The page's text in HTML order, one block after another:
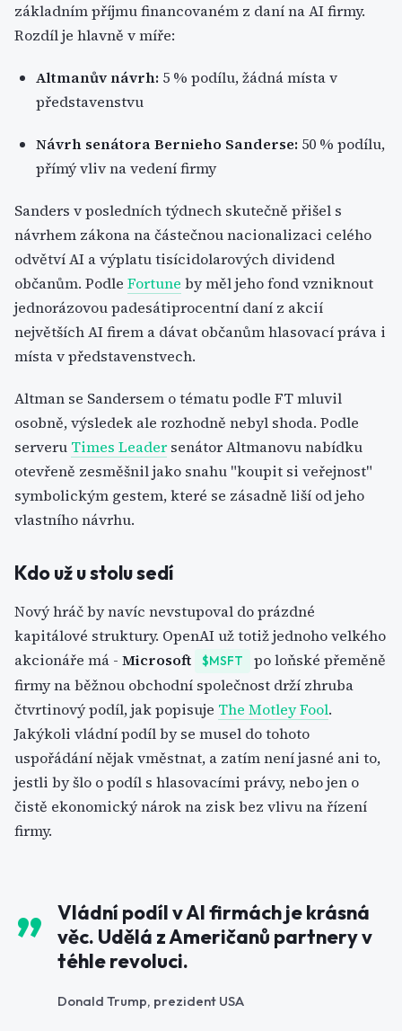
základním příjmu financovaném z daní na AI firmy.
Rozdíl je hlavně v míře:
Altmanův návrh: 5 % podílu, žádná místa v
představenstvu
Návrh senátora Bernieho Sanderse: 50 % podílu,
přímý vliv na vedení firmy
Sanders v posledních týdnech skutečně přišel s
návrhem zákona na částečnou nacionalizaci celého
odvětví AI a výplatu tisícidolarových dividend
občanům. Podle Fortune by měl jeho fond vzniknout
jednorázovou padesátiprocentní daní z akcií
největších AI firem a dávat občanům hlasovací práva i
místa v představenstvech.
Altman se Sandersem o tématu podle FT mluvil
osobně, výsledek ale rozhodně nebyl shoda. Podle
serveru Times Leadersenátor Altmanovu nabídku
otevřeně zesměšnil jako snahu "koupit si veřejnost"
symbolickým gestem, které se zásadně liší od jeho
vlastního návrhu.
Kdo už u stolu sedí
Nový hráč by navíc nevstupoval do prázdné
kapitálové struktury. OpenAI už totiž jednoho velkého
akcionáře má - Microsoft $MSFT
po loňské přeměně
firmy na běžnou obchodní společnost drží zhruba
čtvrtinový podíl, jak popisuje The Motley Fool.
Jakýkoli vládní podíl by se musel do tohoto
uspořádání nějak vměstnat, a zatím není jasné ani to,
jestli by šlo o podíl s hlasovacími právy, nebo jen o
čistě ekonomický nárok na zisk bez vlivu na řízení
firmy.
Vládní podíl v AI firmách je krásná
věc. Udělá z Američanů partnery v
téhle revoluci.
Donald Trump, prezident USA